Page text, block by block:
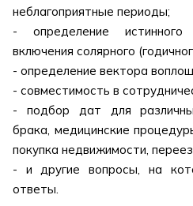
неблагоприятные периоды;
- определение
включения солярного
- определение вектора
- совместимость в
- подбор дат для
брака, медицинские
покупка недвижимости,
- и другие вопросы, на
ответы.